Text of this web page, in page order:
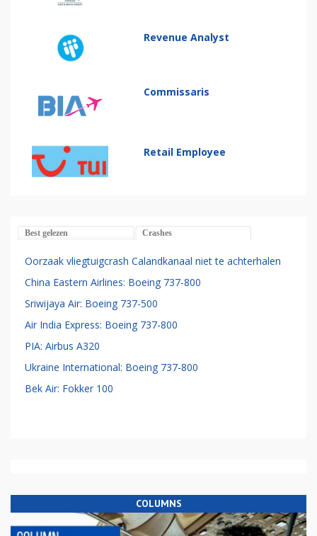
Revenue Analyst
Commissaris
Retail Employee
Best gelezen Crashes
Oorzaak vliegtuigcrash Calandkanaal niet te achterhalen
China Eastern Airlines: Boeing 737-800
Sriwijaya Air: Boeing 737-500
Air India Express: Boeing 737-800
PIA: Airbus A320
Ukraine International: Boeing 737-800
Bek Air: Fokker 100
COLUMNS